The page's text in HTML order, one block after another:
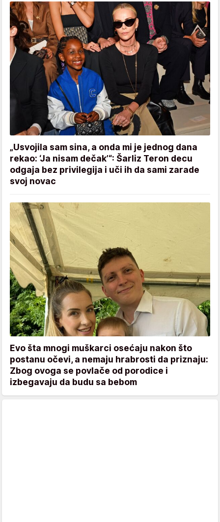
„Usvojila sam sina, a onda mi je jednog dana
rekao: ‘Ja nisam dečak’“: Šarliz Teron decu
odgaja bez privilegija i uči ih da sami zarade
svoj novac
Evo šta mnogi muškarci osećaju nakon što
postanu očevi, a nemaju hrabrosti da priznaju:
Zbog ovoga se povlače od porodice i
izbegavaju da budu sa bebom